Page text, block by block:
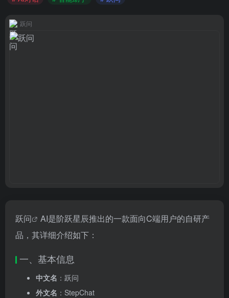
跃问
跃问
AI是阶跃星辰推出的一款面向C端用户的自研产
品，其详细介绍如下：
一、基本信息
中文名 ：跃问
外文名 ：StepChat